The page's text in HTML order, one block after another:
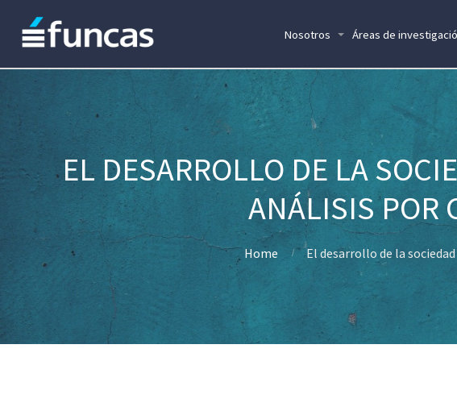
Nosotros Áreas de
EL DESARROLLO DE LA
ANÁLISIS POR
Home El desarrollo de la